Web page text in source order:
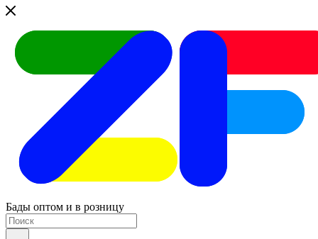
Бады оптом и в розницу